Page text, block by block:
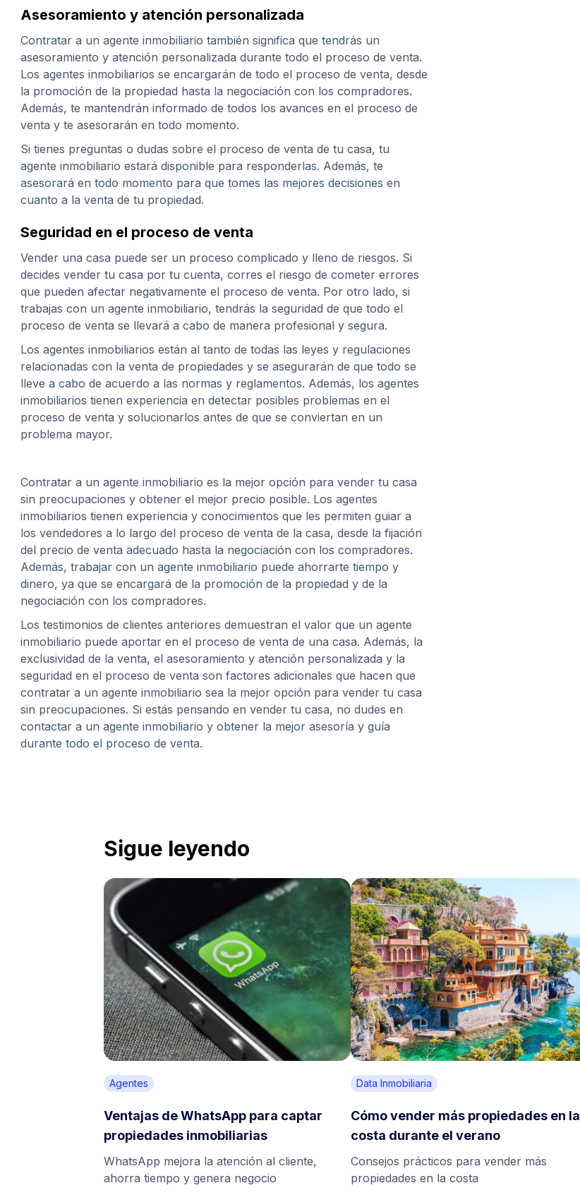
Asesoramiento y atención personalizada
Contratar a un agente inmobiliario también significa que tendrás un
asesoramiento y atención personalizada durante todo el proceso de venta.
Los agentes inmobiliarios se encargarán de todo el proceso de venta, desde
la promoción de la propiedad hasta la negociación con los compradores.
Además, te mantendrán informado de todos los avances en el proceso de
venta y te asesorarán en todo momento.
Si tienes preguntas o dudas sobre el proceso de venta de tu casa, tu
agente inmobiliario estará disponible para responderlas. Además, te
asesorará en todo momento para que tomes las mejores decisiones en
cuanto a la venta de tu propiedad.
Seguridad en el proceso de venta
Vender una casa puede ser un proceso complicado y lleno de riesgos. Si
decides vender tu casa por tu cuenta, corres el riesgo de cometer errores
que pueden afectar negativamente el proceso de venta. Por otro lado, si
trabajas con un agente inmobiliario, tendrás la seguridad de que todo el
proceso de venta se llevará a cabo de manera profesional y segura.
Los agentes inmobiliarios están al tanto de todas las leyes y regulaciones
relacionadas con la venta de propiedades y se asegurarán de que todo se
lleve a cabo de acuerdo a las normas y reglamentos. Además, los agentes
inmobiliarios tienen experiencia en detectar posibles problemas en el
proceso de venta y solucionarlos antes de que se conviertan en un
problema mayor.
Contratar a un agente inmobiliario es la mejor opción para vender tu casa
sin preocupaciones y obtener el mejor precio posible. Los agentes
inmobiliarios tienen experiencia y conocimientos que les permiten guiar a
los vendedores a lo largo del proceso de venta de la casa, desde la fijación
del precio de venta adecuado hasta la negociación con los compradores.
Además, trabajar con un agente inmobiliario puede ahorrarte tiempo y
dinero, ya que se encargará de la promoción de la propiedad y de la
negociación con los compradores.
Los testimonios de clientes anteriores demuestran el valor que un agente
inmobiliario puede aportar en el proceso de venta de una casa. Además, la
exclusividad de la venta, el asesoramiento y atención personalizada y la
seguridad en el proceso de venta son factores adicionales que hacen que
contratar a un agente inmobiliario sea la mejor opción para vender tu casa
sin preocupaciones. Si estás pensando en vender tu casa, no dudes en
contactar a un agente inmobiliario y obtener la mejor asesoría y guía
durante todo el proceso de venta.
Sigue leyendo
Agentes
Ventajas de WhatsApp para captar
propiedades inmobiliarias
WhatsApp mejora la atención al cliente,
ahorra tiempo y genera negocio
Data Inmobiliaria
Cómo vender más propiedades en la
costa durante el verano
Consejos prácticos para vender más
propiedades en la costa